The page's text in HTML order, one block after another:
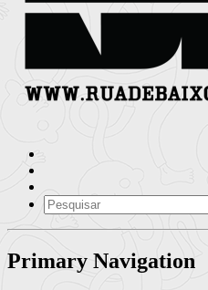
Primary Navigation